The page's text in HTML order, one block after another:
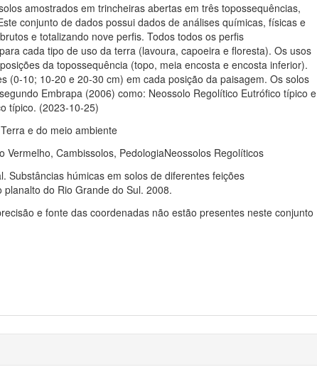
amostrados em trincheiras abertas em três topossequências,
conjunto de dados possui dados de análises químicas, físicas e
e totalizando nove perfis. Todos todos os perfis
cada tipo de uso da terra (lavoura, capoeira e floresta). Os usos
da topossequência (topo, meia encosta e encosta inferior).
(0-10; 10-20 e 20-30 cm) em cada posição da paisagem. Os solos
Embrapa (2006) como: Neossolo Regolítico Eutrófico típico e
típico. (2023-10-25)
e do meio ambiente
Vermelho, Cambissolos, PedologiaNeossolos Regolíticos
Substâncias húmicas em solos de diferentes feições
do Rio Grande do Sul. 2008.
e fonte das coordenadas não estão presentes neste conjunto